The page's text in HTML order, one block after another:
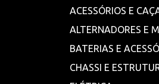
ACESSÓRIOS E
ALTERNADORES E
BATERIAS E
CHASSI E